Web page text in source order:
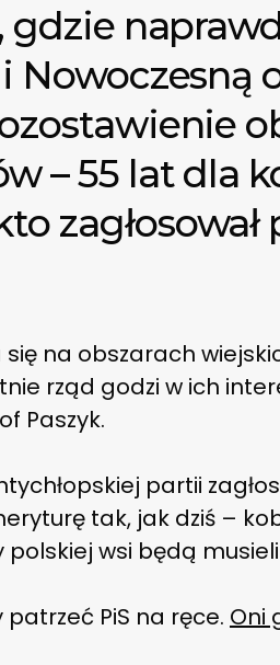
gdzie
Nowoczesną
– 55 lat dla
na obszarach
rząd godzi w ich
Paszyk.
partii
tak, jak dziś –
wsi będą
PiS na ręce. Oni